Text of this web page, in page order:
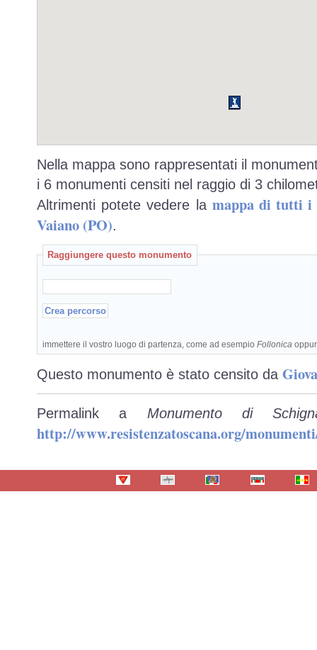
Nella mappa sono rappresentati il
i 6 monumenti censiti nel raggio di 3
Altrimenti potete vedere la mappa di tutti i
Vaiano (PO).
Raggiungere questo monumento
immettere il vostro luogo di partenza, come ad esempio Follonica
Questo monumento è stato censito da
Permalink a Monumento di
http://www.resistenzatoscana.org/